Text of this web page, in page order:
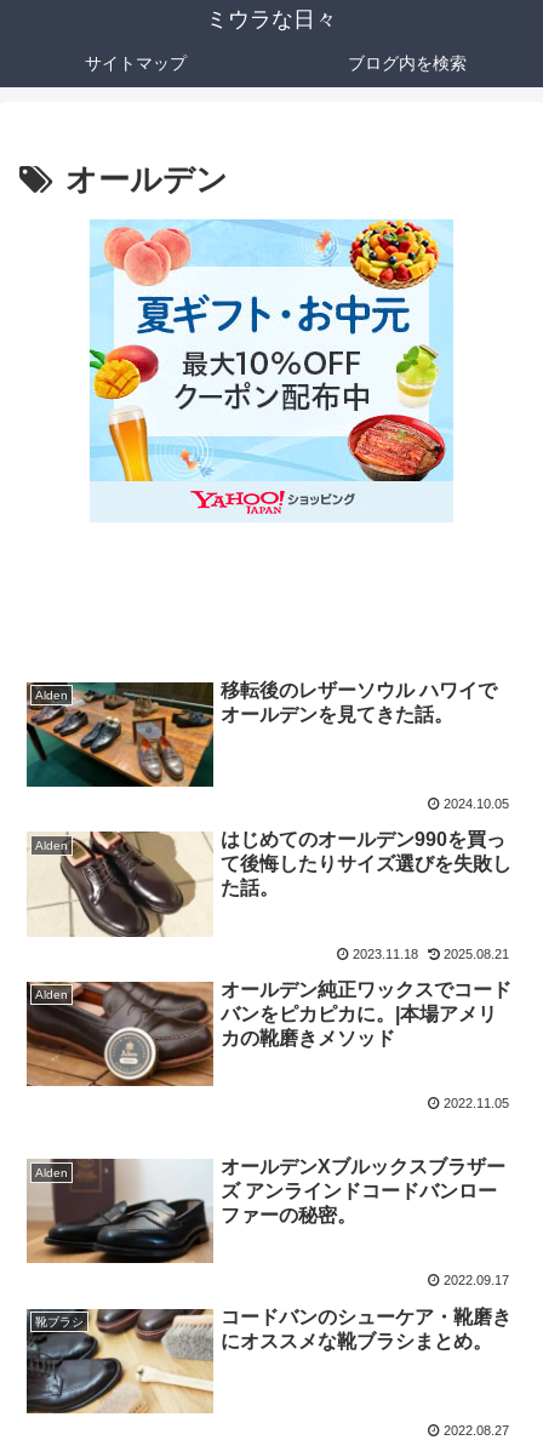
ミウラな日々
サイトマップ ブログ内を検索
オールデン
Alden
移転後のレザーソウル ハワイで
オールデンを見てきた話。
2024.10.05
Alden
はじめてのオールデン990を買っ
て後悔したりサイズ選びを失敗し
た話。
2023.11.18 2025.08.21
Alden
オールデン純正ワックスでコード
バンをピカピカに。|本場アメリ
カの靴磨きメソッド
2022.11.05
Alden
オールデンXブルックスブラザー
ズ アンラインドコードバンロー
ファーの秘密。
2022.09.17
靴ブラシ
コードバンのシューケア・靴磨き
にオススメな靴ブラシまとめ。
2022.08.27